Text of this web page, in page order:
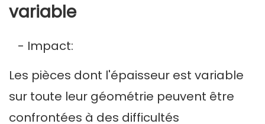
variable
- Impact:
Les pièces dont l'épaisseur est variable
sur toute leur géométrie peuvent être
confrontées à des difficultés